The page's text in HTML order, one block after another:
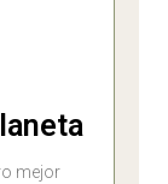
mejor